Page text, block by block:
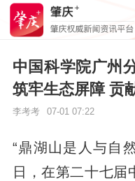
中国科学院广州
筑牢生态屏障 贡
李考考 07-01 07:22
“鼎湖山是人与自
日，在第二十七届